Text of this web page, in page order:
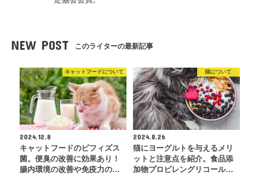
NEW POST このライターの最新記事
キャットフードについて
2024.12.8
キャットフードのビフィズス
菌。便臭の改善に効果あり！
腸内環境の改善や免疫力の…
猫について
2024.8.26
猫にヨーグルトを与えるメリ
ットと注意点を紹介。食品添
加物プロピレングリコール…